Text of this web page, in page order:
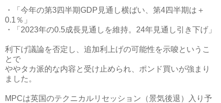
・「今年の第3四半期GDP見通し横ばい、第4四半期は＋
0.1％」
・「2023年の0.5成長見通しを維持。24年見通し引き下げ」
利下げ議論を否定し、追加利上げの可能性を示唆というこ
とで
ややタカ派的な内容と受け止められ、ポンド買いが強まり
ました。
MPCは英国のテクニカルリセッション（景気後退）入り予